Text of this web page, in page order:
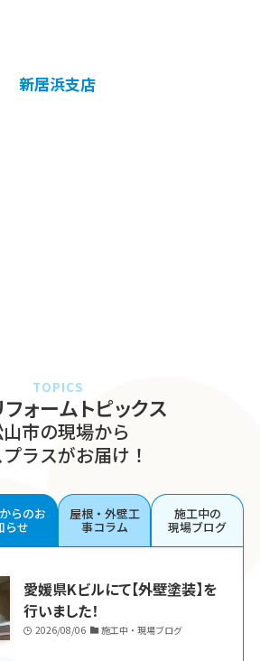
新居浜支店
TOPICS
ォームトピックス
市の現場から
ラスがお届け！
らのお
らせ
屋根・外壁工
事コラム
施工中の
現場ブログ
愛媛県Kビルにて【外壁塗装】を
行いました！
2026/08/06 施工中・現場ブログ